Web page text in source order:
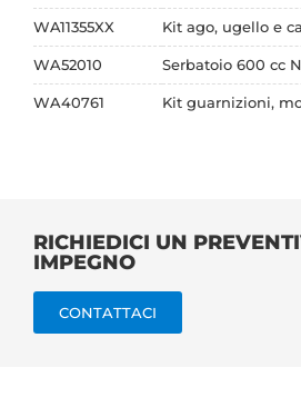
WA11355XX Kit ago, ugello e
WA52010 Serbatoio 600 cc
WA40761 Kit guarnizioni,
RICHIEDICI UN
IMPEGNO
CONTATTACI